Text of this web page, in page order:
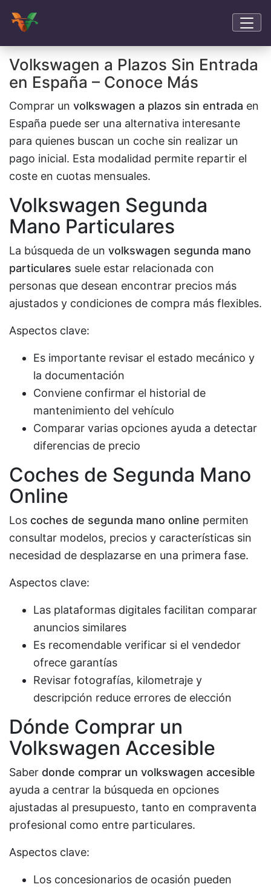
Volkswagen a Plazos Sin Entrada
en España – Conoce Más
Comprar un volkswagen a plazos sin entrada en
España puede ser una alternativa interesante
para quienes buscan un coche sin realizar un
pago inicial. Esta modalidad permite repartir el
coste en cuotas mensuales.
Volkswagen Segunda
Mano Particulares
La búsqueda de un volkswagen segunda mano
particulares suele estar relacionada con
personas que desean encontrar precios más
ajustados y condiciones de compra más flexibles.
Aspectos clave:
Es importante revisar el estado mecánico y
la documentación
Conviene confirmar el historial de
mantenimiento del vehículo
Comparar varias opciones ayuda a detectar
diferencias de precio
Coches de Segunda Mano
Online
Los coches de segunda mano online permiten
consultar modelos, precios y características sin
necesidad de desplazarse en una primera fase.
Aspectos clave:
Las plataformas digitales facilitan comparar
anuncios similares
Es recomendable verificar si el vendedor
ofrece garantías
Revisar fotografías, kilometraje y
descripción reduce errores de elección
Dónde Comprar un
Volkswagen Accesible
Saber donde comprar un volkswagen accesible
ayuda a centrar la búsqueda en opciones
ajustadas al presupuesto, tanto en compraventa
profesional como entre particulares.
Aspectos clave:
Los concesionarios de ocasión pueden